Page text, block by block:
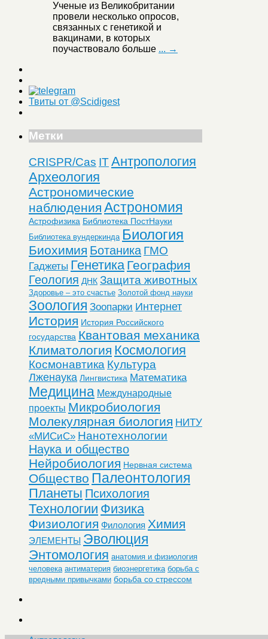
Ученые из Великобритании
провели несколько опросов,
связанных с генетикой и
вакцинами, в которых
поучаствовало больше ... →
Твиты от @Scidigest
Метки
CRISPR/Cas ITАнтропология
Археология
Астрономические
наблюдения Астрономия
Астрофизика Библиотека ПостНауки
Библиотека вундеркинда Биология
Биохимия Ботаника ГМО
Гаджеты Генетика География
Геология ДНК Защита животных
Здоровье – это счастье Золотой фонд науки
Зоология Зоопарки Интернет
История История Российского
государства Квантовая механика
Климатология Космология
Космонавтика Культура
Лженаука Лингвистика Математика
Медицина Международные
проекты Микробиология
Молекулярная биология НИТУ
«МИСиС» Нанотехнологии
Наука и общество
Нейробиология Нервная система
Общество Палеонтология
Планеты Психология
Технологии Физика
Физиология Филология Химия
ЭЛЕМЕНТЫ Эволюция
Энтомология анатомия и физиология
человека антиматерия биоэнергетика борьба с
вредными привычками борьба со стрессом